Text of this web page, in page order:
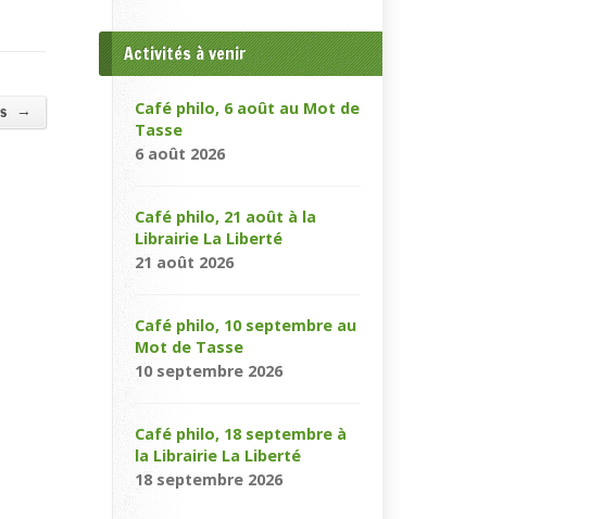
→
Activités à venir
Café philo, 6 août au Mot de
Tasse
6 août 2026
Café philo, 21 août à la
Librairie La Liberté
21 août 2026
Café philo, 10 septembre au
Mot de Tasse
10 septembre 2026
Café philo, 18 septembre à
la Librairie La Liberté
18 septembre 2026